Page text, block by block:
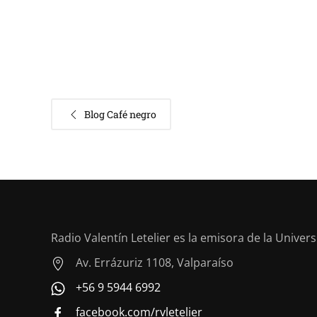
Blog Café negro
Radio Valentín Letelier es la emisora de la
Av. Errázuriz 1108, Valparaíso
+56 9 5944 6992
facebook.com/rvletelier